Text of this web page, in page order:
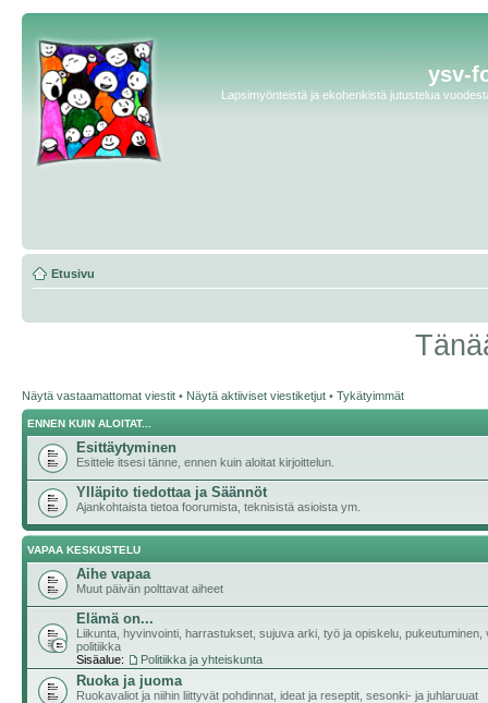
ysv-
Lapsimyönteistä ja ekohenkistä jutustelua
Etusivu
Näytä vastaamattomat viestit • Näytä aktiiviset viestiketjut • Tykätyimmät
ENNEN KUIN ALOITAT...
Esittäytyminen
Esittele itsesi tänne, ennen kuin aloitat kirjoittelun.
Ylläpito tiedottaa ja Säännöt
Ajankohtaista tietoa foorumista, teknisistä asioista ym.
VAPAA KESKUSTELU
Aihe vapaa
Muut päivän polttavat aiheet
Elämä on...
Liikunta, hyvinvointi, harrastukset, sujuva arki, työ ja opiskelu, pukeutuminen,
politiikka
Sisäalue:
Politiikka ja yhteiskunta
Ruoka ja juoma
Ruokavaliot ja niihin liittyvät pohdinnat, ideat ja reseptit, sesonki- ja juhlaruuat